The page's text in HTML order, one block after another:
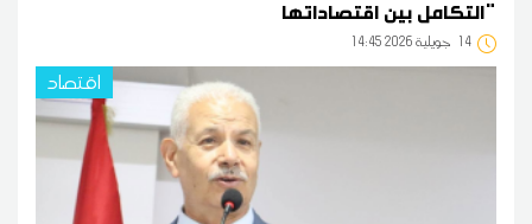
التكامل بين اقتصاداتها"
14 14:45 2026 جويلية
اقتصاد